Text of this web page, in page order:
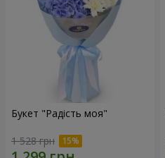
Букет "Радість моя"
1 528 грн